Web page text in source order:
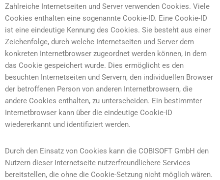
Zahlreiche Internetseiten und Server verwenden Cookies. Viele
Cookies enthalten eine sogenannte Cookie-ID. Eine Cookie-ID
ist eine eindeutige Kennung des Cookies. Sie besteht aus einer
Zeichenfolge, durch welche Internetseiten und Server dem
konkreten Internetbrowser zugeordnet werden können, in dem
das Cookie gespeichert wurde. Dies ermöglicht es den
besuchten Internetseiten und Servern, den individuellen Browser
der betroffenen Person von anderen Internetbrowsern, die
andere Cookies enthalten, zu unterscheiden. Ein bestimmter
Internetbrowser kann über die eindeutige Cookie-ID
wiedererkannt und identifiziert werden.
Durch den Einsatz von Cookies kann die COBISOFT GmbH den
Nutzern dieser Internetseite nutzerfreundlichere Services
bereitstellen, die ohne die Cookie-Setzung nicht möglich wären.